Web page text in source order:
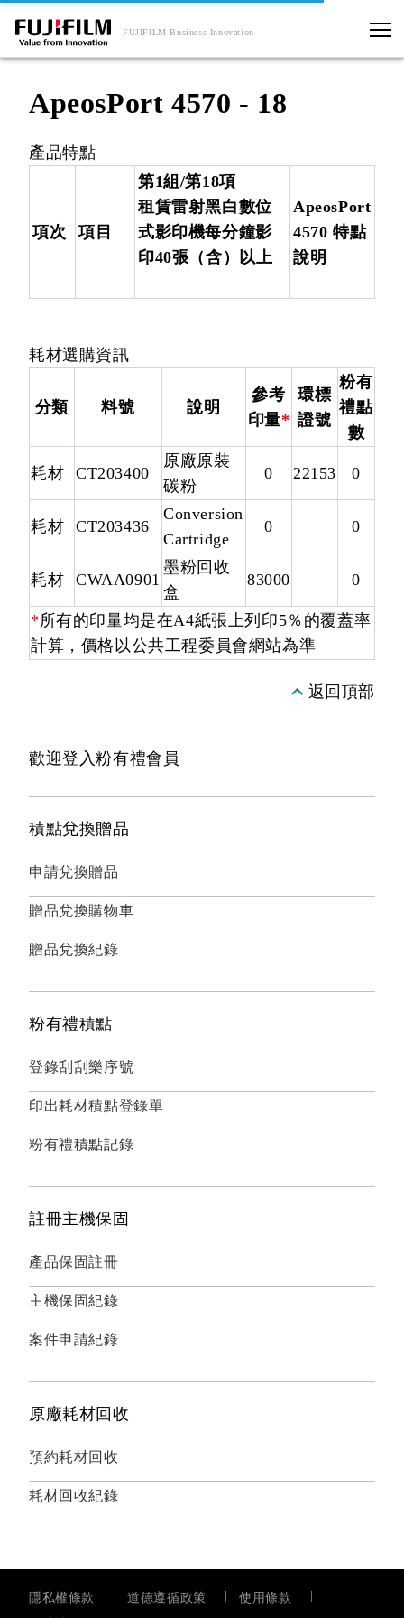
FUJIFILM Business Innovation
ApeosPort 4570 - 18
產品特點
項次 項目
第1組/第18項
租賃雷射黑白數位
式影印機每分鐘影
印40張（含）以上
ApeosPort
4570 特點
說明
耗材選購資訊
分類 料號 說明
參考
印量*
環標
證號
粉有
禮點
數
耗材 CT203400
原廠原裝
碳粉
0 22153 0
耗材 CT203436
Conversion
Cartridge
0 0
耗材 CWAA0901
墨粉回收
盒
83000 0
*所有的印量均是在A4紙張上列印5％的覆蓋率
計算，價格以公共工程委員會網站為準
返回頂部
歡迎登入粉有禮會員
積點兌換贈品
申請兌換贈品
贈品兌換購物車
贈品兌換紀錄
粉有禮積點
登錄刮刮樂序號
印出耗材積點登錄單
粉有禮積點記錄
註冊主機保固
產品保固註冊
主機保固紀錄
案件申請紀錄
原廠耗材回收
預約耗材回收
耗材回收紀錄
隱私權條款 道德遵循政策
使用條款